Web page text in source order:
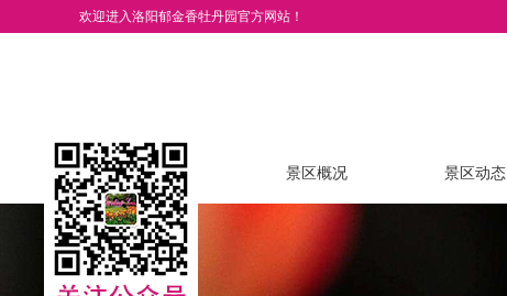
欢迎进入洛阳郁金香牡丹园官方网站！
网站首页 景区概况 景区动态